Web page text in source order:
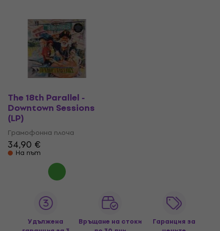
The 18th Parallel -
Downtown Sessions
(LP)
Грамофонна плоча
34,90 €
На път
Удължена
Връщане на стоки
Гаранция за